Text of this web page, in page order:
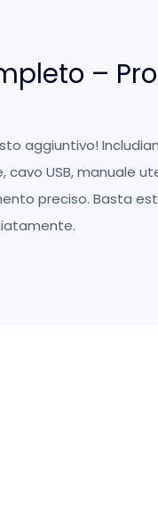
–
aggiuntivo!
cavo USB, manuale
preciso. Basta